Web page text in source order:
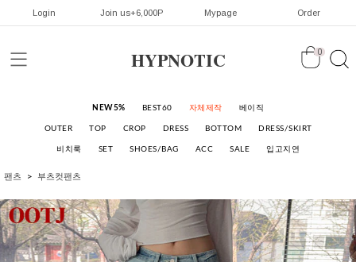
Login Join us+6,000P Mypage Order
HYPNOTIC 0
NEW5% BEST60 자체제작 베이직
OUTER TOP CROP DRESS BOTTOM DRESS/SKIRT
비치룩 SET SHOES/BAG ACC SALE 입고지연
팬츠 부츠컷팬츠